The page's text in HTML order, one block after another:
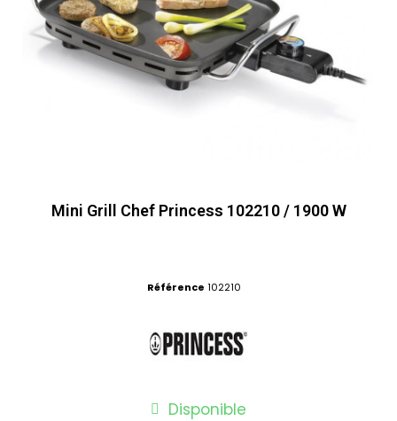
Mini Grill Chef Princess 102210 / 1900 W
Référence 102210
Disponible